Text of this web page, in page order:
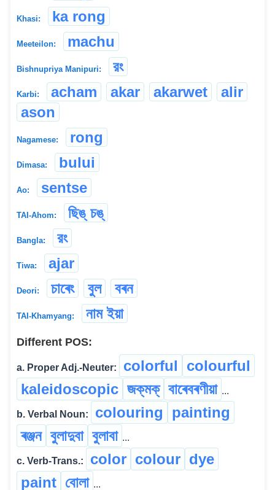
Khasi: ka rong
Meeteilon: machu
Bishnupriya Manipuri: রং
Karbi: acham akar akarwet
alir
ason
Nagamese: rong
Dimasa: bului
Ao: sentse
TAI-Ahom: ছিঙ্ চঙ্
Bangla: রং
Tiwa: ajar
Deori: চাৰেং বুল বৰন
TAI-Khamyang: নাম ইয়া
Different POS:
a. Proper Adj.-Neuter: colorful
colourful
kaleidoscopic জক্‌মক্‌ বাৰেবৰণীয়া ...
b. Verbal Noun: colouring
painting
ৰঞ্জন বুলাদুবা বুলাবা ...
c. Verb-Trans.: color colour dye
paint বোলা ...